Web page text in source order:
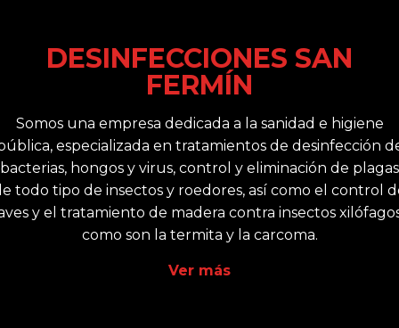
DESINFECCIONES SAN
FERMÍN
Somos una empresa dedicada a la sanidad e higiene
especializada en tratamientos de desinfección
bacterias, hongos y virus, control y eliminación de plagas
todo tipo de insectos y roedores, así como el control
y el tratamiento de madera contra insectos
como son la termita y la carcoma.
Ver más